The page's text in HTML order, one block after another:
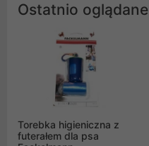
Ostatnio oglądane
Torebka higieniczna z
futerałem dla psa